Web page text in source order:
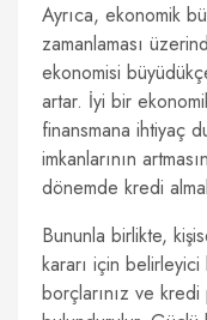
Ayrıca, ekonomik
zamanlaması
ekonomisi
artar. İyi bir
finansmana ihtiyaç
imkanlarının
dönemde kredi
Bununla birlikte,
kararı için
borçlarınız ve